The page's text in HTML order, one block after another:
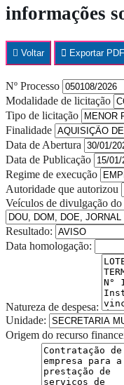
informações
Voltar Exportar PDF
Nº Processo
Modalidade de licitação
Tipo de licitação
Finalidade
Data de Abertura
Data de Publicação
Regime de execução
Autoridade que autorizou
Veículos de divulgação
Resultado:
Data homologação:
Natureza de despesa:
Unidade:
Origem do recurso